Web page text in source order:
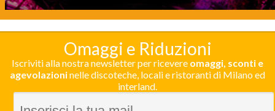
Omaggi e Riduzioni
Iscriviti alla nostra newsletter per ricevere omaggi, sconti e
agevolazioninelle discoteche, locali e ristoranti di Milano ed
interland.